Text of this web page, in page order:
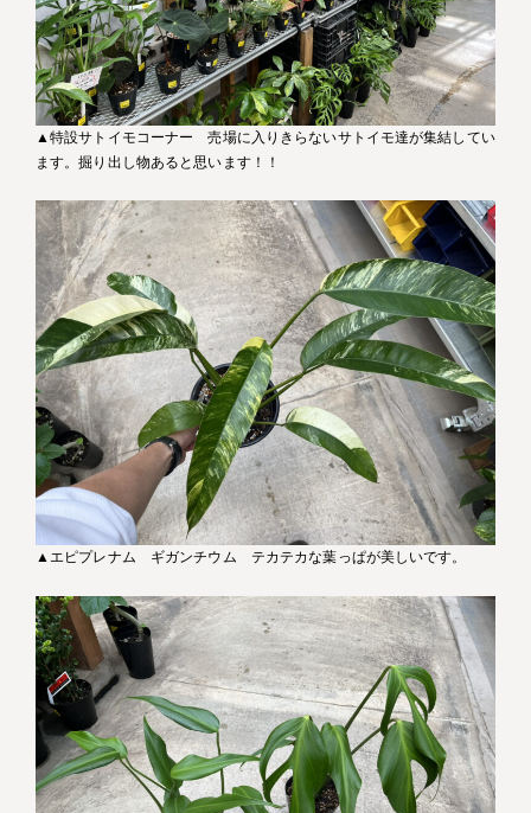
▲特設サトイモコーナー 売場に入りきらないサトイモ達が集結してい
ます。掘り出し物あると思います！！
▲エピプレナム ギガンチウム テカテカな葉っぱが美しいです。